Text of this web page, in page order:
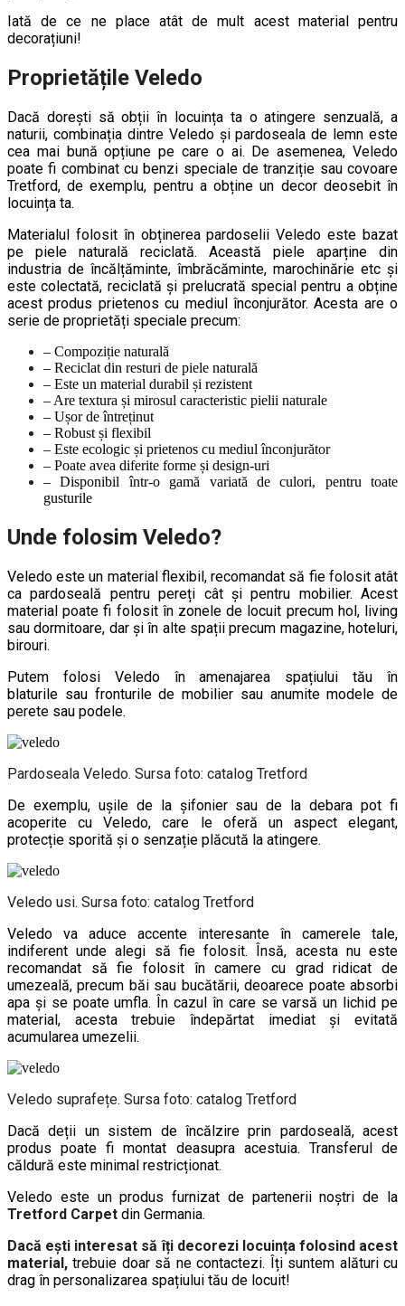
Iată de ce ne place atât de mult acest material pentru
decorațiuni!
Proprietățile Veledo
Dacă dorești să obții în locuința ta o atingere senzuală, a
naturii, combinația dintre Veledo și pardoseala de lemn este
cea mai bună opțiune pe care o ai. De asemenea, Veledo
poate fi combinat cu benzi speciale de tranziție sau covoare
Tretford, de exemplu, pentru a obține un decor deosebit în
locuința ta.
Materialul folosit în obținerea pardoselii Veledo este bazat
pe piele naturală reciclată. Această piele aparține din
industria de încălțăminte, îmbrăcăminte, marochinărie etc și
este colectată, reciclată și prelucrată special pentru a obține
acest produs prietenos cu mediul înconjurător. Acesta are o
serie de proprietăți speciale precum:
– Compoziție naturală
– Reciclat din resturi de piele naturală
– Este un material durabil și rezistent
– Are textura și mirosul caracteristic pielii naturale
– Ușor de întreținut
– Robust și flexibil
– Este ecologic și prietenos cu mediul înconjurător
– Poate avea diferite forme și design-uri
– Disponibil într-o gamă variată de culori, pentru toate
gusturile
Unde folosim Veledo?
Veledo este un material flexibil, recomandat să fie folosit atât
ca pardoseală pentru pereți cât și pentru mobilier. Acest
material poate fi folosit în zonele de locuit precum hol, living
sau dormitoare, dar și în alte spații precum magazine, hoteluri,
birouri.
Putem folosi Veledo în amenajarea spațiului tău în
blaturile sau fronturile de mobilier sau anumite modele de
perete sau podele.
Pardoseala Veledo. Sursa foto: catalog Tretford
De exemplu, ușile de la șifonier sau de la debara pot fi
acoperite cu Veledo, care le oferă un aspect elegant,
protecție sporită și o senzație plăcută la atingere.
Veledo usi. Sursa foto: catalog Tretford
Veledo va aduce accente interesante în camerele tale,
indiferent unde alegi să fie folosit. Însă, acesta nu este
recomandat să fie folosit în camere cu grad ridicat de
umezeală, precum băi sau bucătării, deoarece poate absorbi
apa și se poate umfla. În cazul în care se varsă un lichid pe
material, acesta trebuie îndepărtat imediat și evitată
acumularea umezelii.
Veledo suprafețe. Sursa foto: catalog Tretford
Dacă deții un sistem de încălzire prin pardoseală, acest
produs poate fi montat deasupra acestuia. Transferul de
căldură este minimal restricționat.
Veledo este un produs furnizat de partenerii noștri de la
Tretford Carpet din Germania.
Dacă ești interesat să îți decorezi locuința folosind acest
material, trebuie doar să ne contactezi. Îți suntem alături cu
drag în personalizarea spațiului tău de locuit!